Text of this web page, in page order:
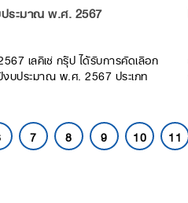
ประมาณ พ.ศ. 2567
เลคิเซ่ กรุ๊ป ได้รับการคัดเลือก
งบประมาณ พ.ศ. 2567 ประเภท
7 8 9 10 11